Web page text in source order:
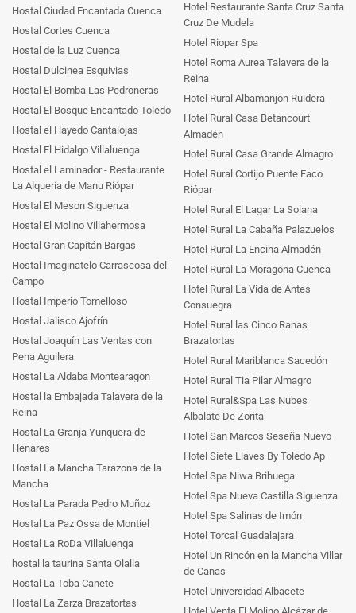
Hostal Ciudad Encantada Cuenca
Hostal Cortes Cuenca
Hostal de la Luz Cuenca
Hostal Dulcinea Esquivias
Hostal El Bomba Las Pedroneras
Hostal El Bosque Encantado Toledo
Hostal el Hayedo Cantalojas
Hostal El Hidalgo Villaluenga
Hostal el Laminador - Restaurante
La Alquería de Manu Riópar
Hostal El Meson Siguenza
Hostal El Molino Villahermosa
Hostal Gran Capitán Bargas
Hostal Imaginatelo Carrascosa del
Campo
Hostal Imperio Tomelloso
Hostal Jalisco Ajofrín
Hostal Joaquín Las Ventas con
Pena Aguilera
Hostal La Aldaba Montearagon
Hostal la Embajada Talavera de la
Reina
Hostal La Granja Yunquera de
Henares
Hostal La Mancha Tarazona de la
Mancha
Hostal La Parada Pedro Muñoz
Hostal La Paz Ossa de Montiel
Hostal La RoDa Villaluenga
hostal la taurina Santa Olalla
Hostal La Toba Canete
Hostal La Zarza Brazatortas
Hotel Restaurante Santa Cruz Santa
Cruz De Mudela
Hotel Riopar Spa
Hotel Roma Aurea Talavera de la
Reina
Hotel Rural Albamanjon Ruidera
Hotel Rural Casa Betancourt
Almadén
Hotel Rural Casa Grande Almagro
Hotel Rural Cortijo Puente Faco
Riópar
Hotel Rural El Lagar La Solana
Hotel Rural La Cabaña Palazuelos
Hotel Rural La Encina Almadén
Hotel Rural La Moragona Cuenca
Hotel Rural La Vida de Antes
Consuegra
Hotel Rural las Cinco Ranas
Brazatortas
Hotel Rural Mariblanca Sacedón
Hotel Rural Tia Pilar Almagro
Hotel Rural&Spa Las Nubes
Albalate De Zorita
Hotel San Marcos Seseña Nuevo
Hotel Siete Llaves By Toledo Ap
Hotel Spa Niwa Brihuega
Hotel Spa Nueva Castilla Siguenza
Hotel Spa Salinas de Imón
Hotel Torcal Guadalajara
Hotel Un Rincón en la Mancha Villar
de Canas
Hotel Universidad Albacete